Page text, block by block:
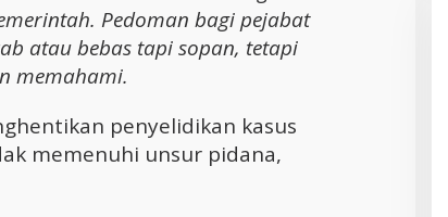
Pedoman bagi pejabat
atau bebas tapi sopan, tetapi
memahami.
penyelidikan kasus
memenuhi unsur pidana,